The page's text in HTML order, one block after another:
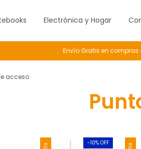
Electrónica y Hogar
Envío Gratis en compras
acceso
-10% OFF